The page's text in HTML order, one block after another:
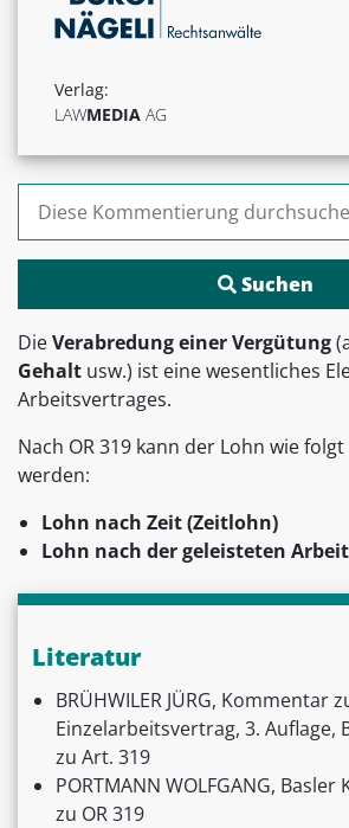
Verlag:
LAWMEDIA AG
Suchen nach:
DieVerabredung einer Vergütung
Gehalt usw.) ist eine wesentliches
Arbeitsvertrages.
Nach OR 319 kann der Lohn wie
werden:
Lohn nach Zeit (Zeitlohn)
Lohn nach der geleisteten
Literatur
BRÜHWILER JÜRG, Kommentar
Einzelarbeitsvertrag, 3. Auflage,
zu Art. 319
PORTMANN WOLFGANG,
zu OR 319